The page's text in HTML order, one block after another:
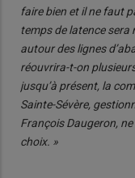
faire bien et il ne faut
temps de latence
autour des lignes
réouvrira-t-on
jusqu’à présent, la
Sainte-Sévère,
François Daugeron,
choix. »